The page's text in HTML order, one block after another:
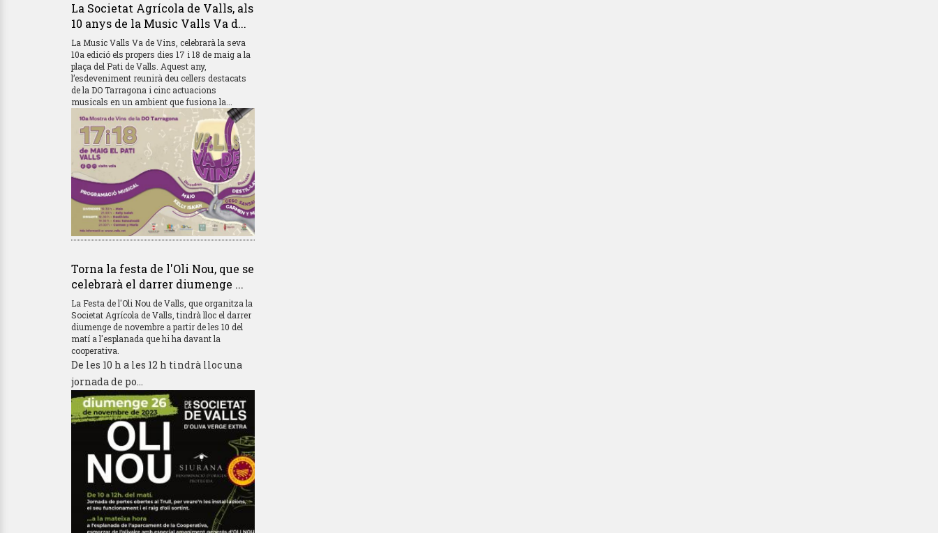
La Societat Agrícola de Valls, als
10 anys de la Music Valls Va d...
La Music Valls Va de Vins, celebrarà la seva
10a edició els propers dies 17 i 18 de maig a la
plaça del Pati de Valls. Aquest any,
l’esdeveniment reunirà deu cellers destacats
de la DO Tarragona i cinc actuacions
musicals en un ambient que fusiona la...
Torna la festa de l'Oli Nou, que se
celebrarà el darrer diumenge ...
La Festa de l'Oli Nou de Valls, que organitza la
Societat Agrícola de Valls, tindrà lloc el darrer
diumenge de novembre a partir de les 10 del
matí a l'esplanada que hi ha davant la
cooperativa.
De les 10 h a les 12 h tindrà lloc una
jornada de po...